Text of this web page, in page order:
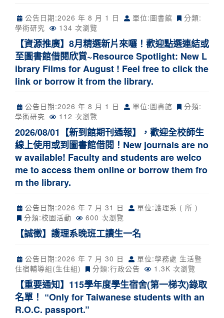
公告日期:2026 年 8 月 1 日 單位:圖書館
分類:
學術研究
134 次瀏覽
【資源推廣】8月精選新片來囉！歡迎點選連結或
至圖書館借閱欣賞~Resource Spotlight: New L
ibrary Films for August ! Feel free to click the
link or borrow it from the library.
公告日期:2026 年 8 月 1 日 單位:圖書館
分類:
學術研究
112 次瀏覽
2026/08/01【新到館期刊通報】，歡迎全校師生
線上使用或到圖書館借閱！New journals are no
w available! Faculty and students are welco
me to access them online or borrow them fro
m the library.
公告日期:2026 年 7 月 31 日
單位:護理系 ( 所 )
分類:校園活動 600 次瀏覽
【誠徵】護理系晚班工讀生一名
公告日期:2026 年 7 月 30 日
單位:學務處 生活暨
住宿輔導組(生住組)
分類:行政公告 1.3K 次瀏覽
【重要通知】115學年度學生宿舍(第一梯次)錄取
名單！ “Only for Taiwanese students with an
R.O.C. passport.”